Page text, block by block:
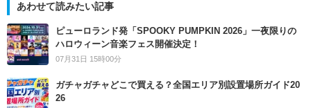
あわせて読みたい記事
ピューロランド発「SPOOKY PUMPKIN 2026」一夜限りの
ハロウィーン音楽フェス開催決定！
07月31日 15時00分
ガチャガチャどこで買える？全国エリア別設置場所ガイド20
26